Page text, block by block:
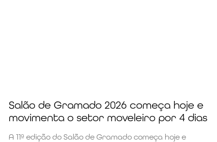
Salão de Gramado 2026 começa hoje e
movimenta o setor moveleiro por 4 dias
A 11ª edição do Salão de Gramado começa hoje e